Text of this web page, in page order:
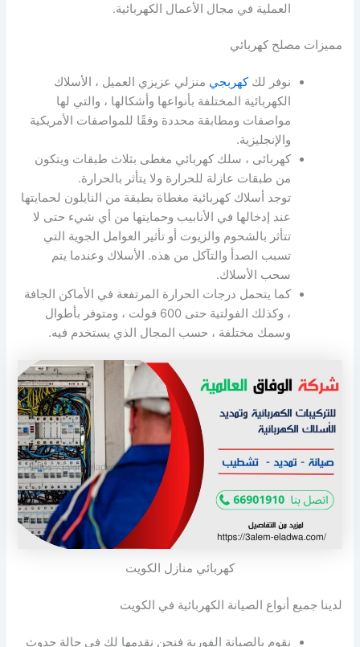
العملية في مجال الأعمال الكهربائية.
مميزات مصلح كهربائي
نوفر لككهربجي منزلي عزيزي العميل ، الأسلاك
الكهربائية المختلفة بأنواعها وأشكالها ، والتي لها
مواصفات ومطابقة محددة وفقًا للمواصفات الأمريكية
والإنجليزية.
كهربائى ، سلك كهربائي مغطى بثلاث طبقات ويتكون
من طبقات عازلة للحرارة ولا يتأثر بالحرارة.
توجد أسلاك كهربائية مغطاة بطبقة من النايلون لحمايتها
عند إدخالها في الأنابيب وحمايتها من أي شيء حتى لا
تتأثر بالشحوم والزيوت أو تأثير العوامل الجوية التي
تسبب الصدأ والتآكل من هذه. الأسلاك وعندما يتم
سحب الأسلاك.
كما يتحمل درجات الحرارة المرتفعة في الأماكن الجافة
، وكذلك الفولتية حتى 600 فولت ، ومتوفر بأطوال
وسمك مختلفة ، حسب المجال الذي يستخدم فيه.
كهربائي منازل الكويت
لدينا جميع أنواع الصيانة الكهربائية في الكويت
نقوم بالصيانة الفورية فنحن نقدمها لك في حالة حدوث